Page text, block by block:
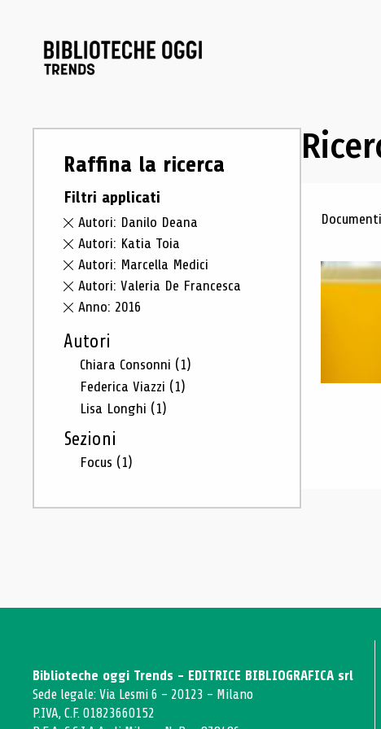
Raffina la ricerca
Filtri applicati
Autori: Danilo Deana
Autori: Katia Toia
Autori: Marcella Medici
Autori: Valeria De Francesca
Anno: 2016
Autori
Chiara Consonni (1)
Federica Viazzi (1)
Lisa Longhi (1)
Sezioni
Focus (1)
Biblioteche oggi Trends - EDITRICE BIBLIOGRAFICA srl
Sede legale: Via Lesmi 6 - 20123 - Milano
P.IVA, C.F. 01823660152